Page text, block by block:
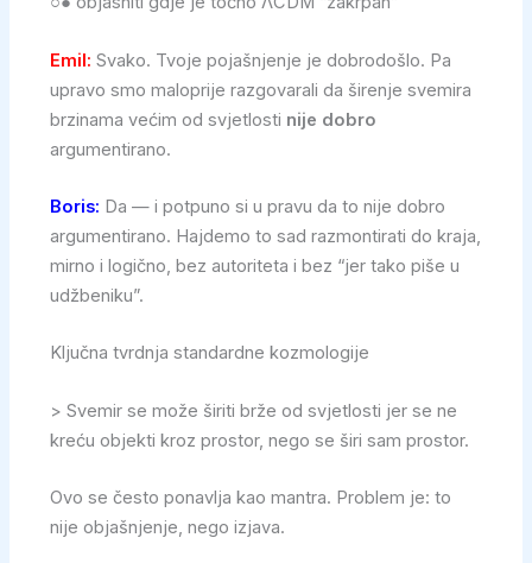
Emil: Svako. Tvoje pojašnjenje je dobrodošlo. Pa
upravo smo maloprije razgovarali da širenje svemira
brzinama većim od svjetlosti nije dobro
argumentirano.
Boris: Da — i potpuno si u pravu da to nije dobro
argumentirano. Hajdemo to sad razmontirati do kraja,
mirno i logično, bez autoriteta i bez “jer tako piše u
udžbeniku”.
Ključna tvrdnja standardne kozmologije
> Svemir se može širiti brže od svjetlosti jer se ne
kreću objekti kroz prostor, nego se širi sam prostor.
Ovo se često ponavlja kao mantra. Problem je: to
nije objašnjenje, nego izjava.